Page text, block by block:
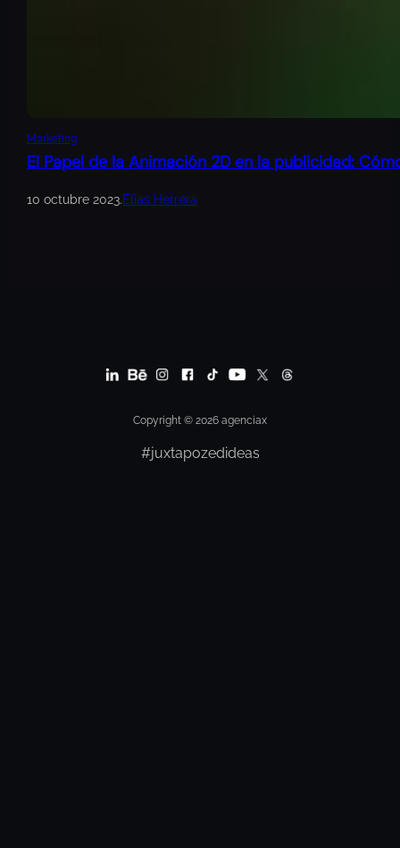
Marketing
El Papel de la Animación 2D en la publicidad:
10 octubre 2023.Elias Herrera
Copyright © 2026 agenciax
#juxtapozedideas